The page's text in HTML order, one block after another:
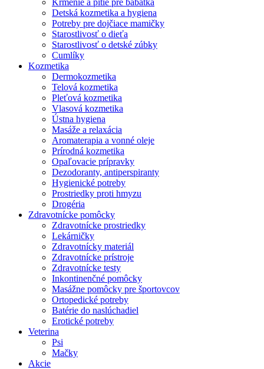
Kŕmenie a pitie pre bábätká
Detská kozmetika a hygiena
Potreby pre dojčiace mamičky
Starostlivosť o dieťa
Starostlivosť o detské zúbky
Cumlíky
Kozmetika
Dermokozmetika
Telová kozmetika
Pleťová kozmetika
Vlasová kozmetika
Ústna hygiena
Masáže a relaxácia
Aromaterapia a vonné oleje
Prírodná kozmetika
Opaľovacie prípravky
Dezodoranty, antiperspiranty
Hygienické potreby
Prostriedky proti hmyzu
Drogéria
Zdravotnícke pomôcky
Zdravotnícke prostriedky
Lekárničky
Zdravotnícky materiál
Zdravotnícke prístroje
Zdravotnícke testy
Inkontinenčné pomôcky
Masážne pomôcky pre športovcov
Ortopedické potreby
Batérie do naslúchadiel
Erotické potreby
Veterina
Psi
Mačky
Akcie